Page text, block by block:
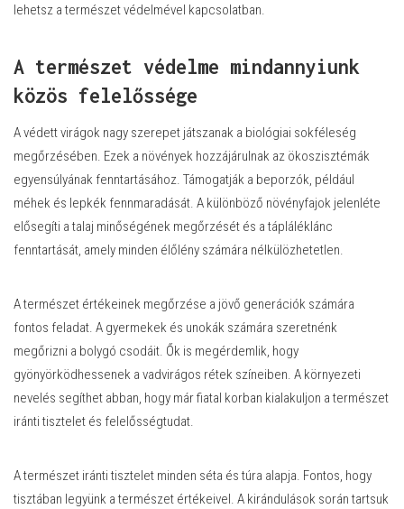
lehetsz a természet védelmével kapcsolatban.
A természet védelme mindannyiunk
közös felelőssége
A védett virágok nagy szerepet játszanak a biológiai sokféleség
megőrzésében. Ezek a növények hozzájárulnak az ökoszisztémák
egyensúlyának fenntartásához. Támogatják a beporzók, például
méhek és lepkék fennmaradását. A különböző növényfajok jelenléte
elősegíti a talaj minőségének megőrzését és a tápláléklánc
fenntartását, amely minden élőlény számára nélkülözhetetlen.
A természet értékeinek megőrzése a jövő generációk számára
fontos feladat. A gyermekek és unokák számára szeretnénk
megőrizni a bolygó csodáit. Ők is megérdemlik, hogy
gyönyörködhessenek a vadvirágos rétek színeiben. A környezeti
nevelés segíthet abban, hogy már fiatal korban kialakuljon a természet
iránti tisztelet és felelősségtudat.
A természet iránti tisztelet minden séta és túra alapja. Fontos, hogy
tisztában legyünk a természet értékeivel. A kirándulások során tartsuk